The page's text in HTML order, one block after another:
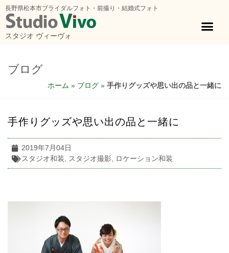
長野県松本市ブライダルフォト・前撮り・結婚式フォト
スタジオ ヴィーヴォ
ブログ
ホーム » ブログ » 手作りグッズや思い出の品と一緒に
手作りグッズや思い出の品と一緒に
2019年7月04日
スタジオ和装
スタジオ撮影 ロケーション和装